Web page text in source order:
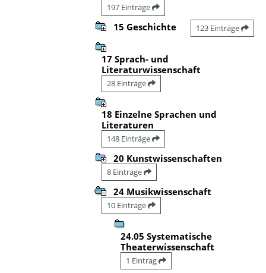
197 Einträge
15 Geschichte 123 Einträge
17 Sprach- und
Literaturwissenschaft
28 Einträge
18 Einzelne Sprachen und
Literaturen
148 Einträge
20 Kunstwissenschaften
8 Einträge
24 Musikwissenschaft
10 Einträge
24.05 Systematische
Theaterwissenschaft
1 Eintrag